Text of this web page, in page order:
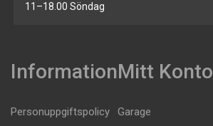
11–18.00 Söndag
Information
Personuppgiftspolicy
Mitt Konto
Garage